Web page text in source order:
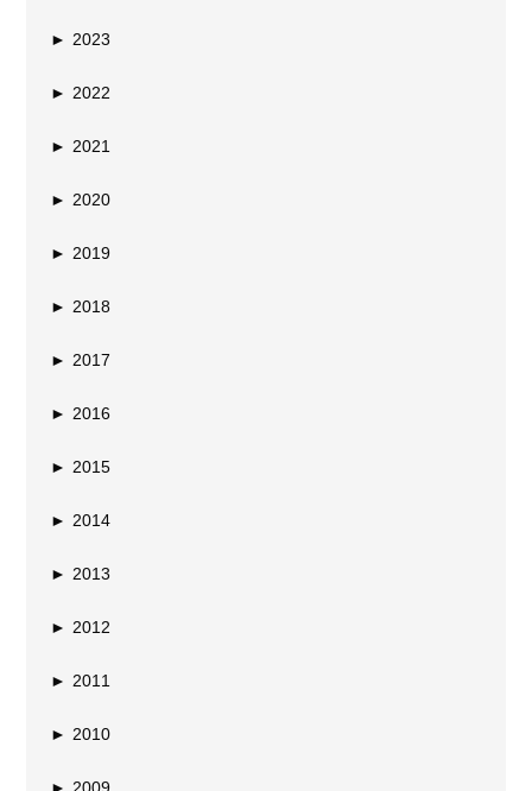
► 2023
► 2022
► 2021
► 2020
► 2019
► 2018
► 2017
► 2016
► 2015
► 2014
► 2013
► 2012
► 2011
► 2010